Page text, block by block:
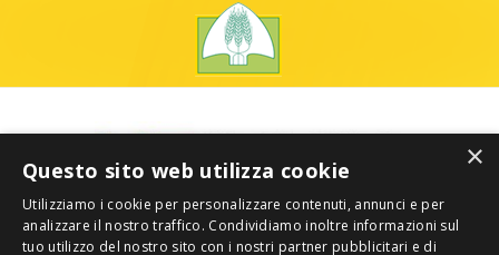
×
Questo sito web utilizza cookie
Utilizziamo i cookie per personalizzare contenuti, annunci e per
analizzare il nostro traffico. Condividiamo inoltre informazioni sul
tuo utilizzo del nostro sito con i nostri partner pubblicitari e di